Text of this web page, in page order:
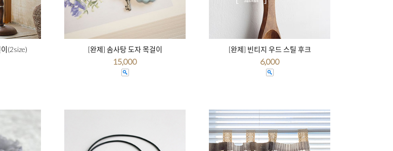
(2size) [완제] 솜사탕 도자 목걸이
15,000
[완제] 빈티지 우드 스틸 후크
6,000